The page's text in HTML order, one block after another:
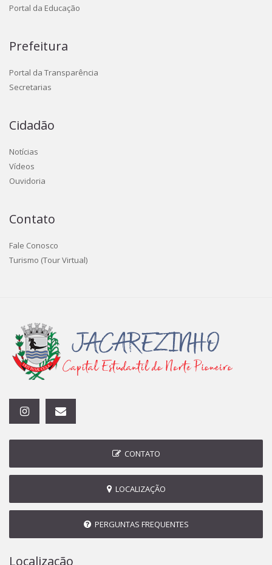
Portal da Educação
Prefeitura
Portal da Transparência
Secretarias
Cidadão
Notícias
Vídeos
Ouvidoria
Contato
Fale Conosco
Turismo (Tour Virtual)
CONTATO
LOCALIZAÇÃO
PERGUNTAS FREQUENTES
Localização